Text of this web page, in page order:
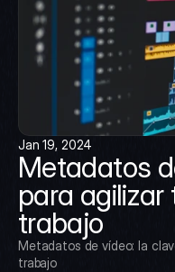
Jan 19, 2024
Metadatos
para
trabajo
Metadatos de vídeo: la
trabajo